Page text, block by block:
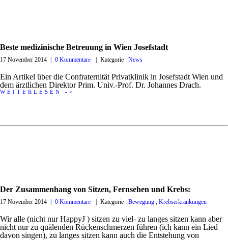
Beste medizinische Betreuung in Wien Josefstadt
17 November 2014 0 Kommentare Kategorie : News
Ein Artikel über die Confraternität Privatklinik in Josefstadt Wien und
dem ärztlichen Direktor Prim. Univ.-Prof. Dr. Johannes Drach.
WEITERLESEN ->
Der Zusammenhang von Sitzen, Fernsehen und Krebs:
17 November 2014 0 Kommentare Kategorie : Bewegung , Krebserkrankungen
Wir alle (nicht nur HappyJ ) sitzen zu viel- zu langes sitzen kann aber
nicht nur zu quälenden Rückenschmerzen führen (ich kann ein Lied
davon singen), zu langes sitzen kann auch die Entstehung von